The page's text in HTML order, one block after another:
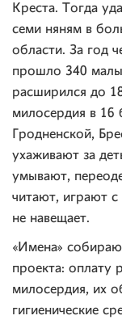
Креста. Тогда
семи няням в
области. За год
прошло 340
расширился до
милосердия в 16
Гродненской,
ухаживают за
умывают,
читают, играют
не навещает.
«Имена»
проекта: оплату
милосердия, их
гигиенические